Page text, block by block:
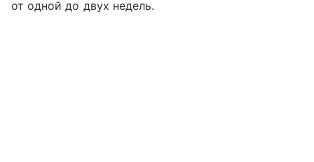
от одной до двух недель.